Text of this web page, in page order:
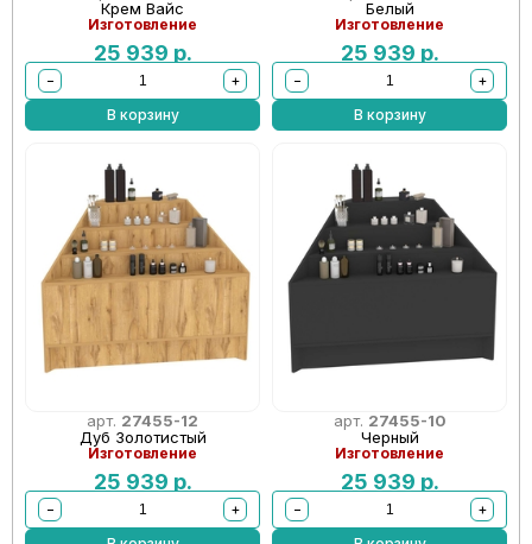
Крем Вайс
Изготовление
25 939 р.
−
+
В корзину
Белый
Изготовление
25 939 р.
−
+
В корзину
арт. 27455-12
Дуб Золотистый
Изготовление
25 939 р.
−
+
арт. 27455-10
Черный
Изготовление
25 939 р.
−
+